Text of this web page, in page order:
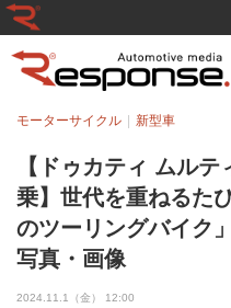
【ドゥカティ ムル
乗】世代を重ねるた
のツーリングバイク
写真・画像
モーターサイクル 新型車
2024.11.1（金） 12:00